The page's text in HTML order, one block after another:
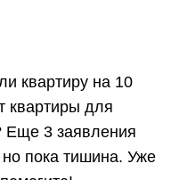
квартиру на 10
квартиры для
Еще 3 заявления
пока тишина. Уже